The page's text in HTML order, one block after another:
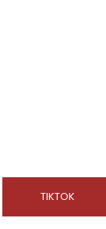
TIKTOK